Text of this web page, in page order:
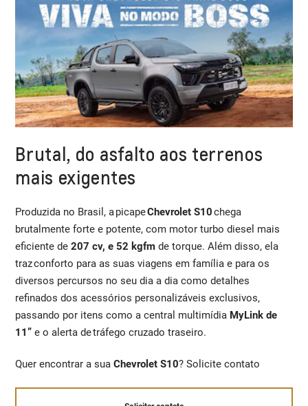
Brutal, do asfalto aos terrenos
mais exigentes
Produzida no Brasil, a picapeChevrolet S10chega
brutalmente forte e potente, com motor turbo diesel mais
eficiente de207 cv, e 52 kgfm de torque. Além disso, ela
traz conforto para as suas viagens em família e para os
diversos percursos no seu dia a dia como detalhes
refinados dos acessórios personalizáveis exclusivos,
passando por itens como a central multimídia MyLink de
11” e o alerta de tráfego cruzado traseiro.
Quer encontrar a suaChevrolet S10? Solicite contato